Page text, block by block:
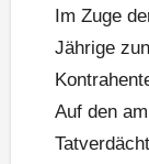
Im Zuge
Jährige
Auf den